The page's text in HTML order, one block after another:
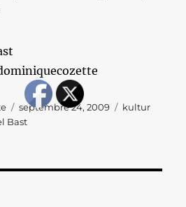
Publié
le
septembre 24, 2009 Catégories
kultur
Bast